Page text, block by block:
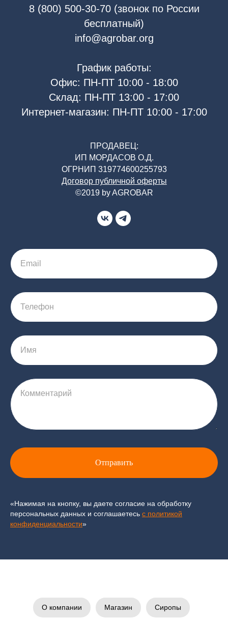
8 (800) 500-30-70 (звонок по России
бесплатный)
info@agrobar.org
График работы:
Офис: ПН-ПТ 10:00 - 18:00
Склад: ПН-ПТ 13:00 - 17:00
Интернет-магазин: ПН-ПТ 10:00 - 17:00
ПРОДАВЕЦ:
ИП МОРДАСОВ О.Д.
ОГРНИП 319774600255793
Договор публичной оферты
©2019 by AGROBAR
Email
Телефон
Имя
Комментарий
Отправить
«Нажимая на кнопку, вы даете согласие на обработку
персональных данных и соглашаетесь c политикой
конфиденциальности»
О компании Магазин Сиропы